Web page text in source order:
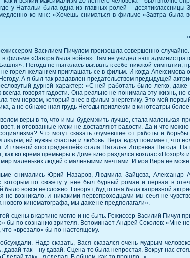
у Натальи была одна из главных ролей –
ко мне: «Хочешь сниматься в фильме «Завтра была
Василием Пичулом произошла совершенно
в фильме «Завтра была война». Там ее увидел наш
Негода не пыталась вызвать к себе никакой симпатии,
горел желанием приглашать ее в фильм. И когда
А я был так раздавлен предательством предыдущей
дурной характер: «С ней работать было легко,
всегда говорят гадости. Она реально не понимала эту жизнь,
тем нервом, который внес в фильм энергетику. Это мой
а не обнаженная грудь Негоды привлекли в кинотеатры
веры в то, что и мы будем жить лучше, стала маленькая
и оторванные куски не доставляют радости. Да и что
Что могут сказать очумевшие от работы и
людям, ей нужны счастье и любовь. Вера вдруг понимает, что
И главной «пострадавшей» стала Наталья Игоревна Негода.
как во время премьеры в Доме кино раздался возглас «Позор!»
маленьких людей с маленькими мечтами. И моя Вера не
снимались Юрий Назаров, Людмила Зайцева, Александр
которым по сюжету у нее был бурный роман и первая в
вовсе не сложно. Говорят, будто она была капризной
не возникало. И никакими первопроходцами мы себя не
нового кинематографа, мы даже не предполагали».
сцены в картине могло и не быть. Режиссер Василий Пичул
бы по сознанию зрителя. Вспоминает Андрей Соколов: «Мне
что «врезало» бы по-настоящему.
Надо сказать, Вася оказался очень мудрым
давай так – ну давай. Сцена-то была непростая. Вокруг нас